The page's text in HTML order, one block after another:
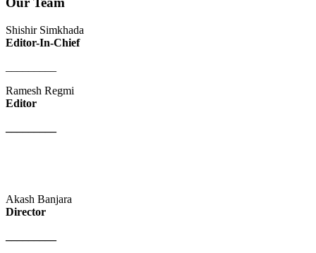
Shishir Simkhada
Editor-In-Chief
Ramesh Regmi
Editor
Akash Banjara
Director